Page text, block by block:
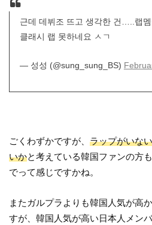
근데 데뷔조 뜨고 생각한 건…..랩
클래시 랩 못하네요 ㅅㄱ
— 성성 (@sung_sung_BS)
ごくわずかですが、ラップがいな
いかと考えている韓国ファンの方
でって感じですかね。
またガルプラよりも韓国人気が高
すが、韓国人気が高い日本人メン